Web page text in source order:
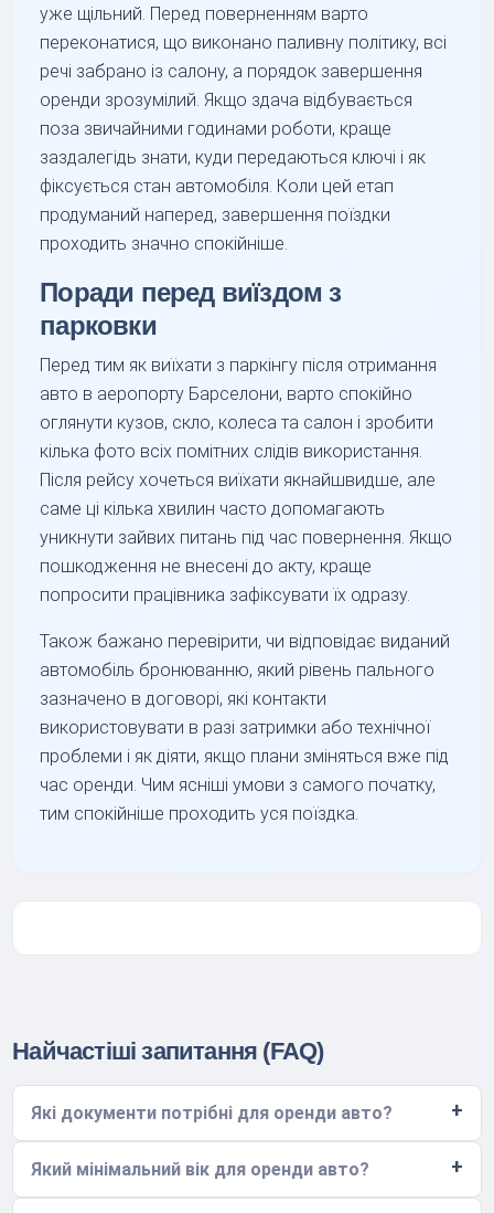
уже щільний. Перед поверненням варто
переконатися, що виконано паливну політику, всі
речі забрано із салону, а порядок завершення
оренди зрозумілий. Якщо здача відбувається
поза звичайними годинами роботи, краще
заздалегідь знати, куди передаються ключі і як
фіксується стан автомобіля. Коли цей етап
продуманий наперед, завершення поїздки
проходить значно спокійніше.
Поради перед виїздом з
парковки
Перед тим як виїхати з паркінгу після отримання
авто в аеропорту Барселони, варто спокійно
оглянути кузов, скло, колеса та салон і зробити
кілька фото всіх помітних слідів використання.
Після рейсу хочеться виїхати якнайшвидше, але
саме ці кілька хвилин часто допомагають
уникнути зайвих питань під час повернення. Якщо
пошкодження не внесені до акту, краще
попросити працівника зафіксувати їх одразу.
Також бажано перевірити, чи відповідає виданий
автомобіль бронюванню, який рівень пального
зазначено в договорі, які контакти
використовувати в разі затримки або технічної
проблеми і як діяти, якщо плани зміняться вже під
час оренди. Чим ясніші умови з самого початку,
тим спокійніше проходить уся поїздка.
Найчастіші запитання (FAQ)
Які документи потрібні для оренди авто?
Який мінімальний вік для оренди авто?